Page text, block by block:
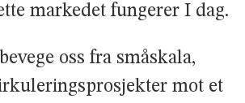
markedet fungerer I dag.
oss fra småskala,
mot et